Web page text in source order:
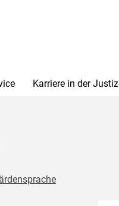
Karriere in der Justiz